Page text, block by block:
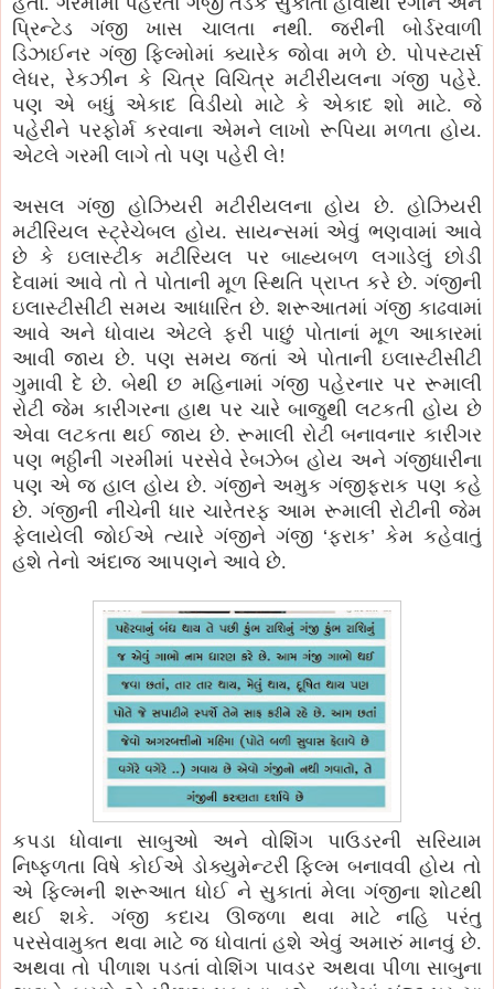
પ્રિન્ટેડ ગંજી ખાસ ચાલતા નથી. જરીની બોર્ડરવાળી
ડિઝાઈનર ગંજી ફિલ્મોમાં ક્યારેક જોવા મળે છે. પોપસ્ટાર્સ
લેધર, રેકઝીન કે ચિત્ર વિચિત્ર મટીરીયલના ગંજી પહેરે.
પણ એ બધું એકાદ વિડીયો માટે કે એકાદ શો માટે. જે
પહેરીને પરફોર્મ કરવાના એમને લાખો રૂપિયા મળતા હોય.
એટલે ગરમી લાગે તો પણ પહેરી લે!
અસલ ગંજી હોઝિયરી મટીરીયલના હોય છે. હોઝિયરી
મટીરિયલ સ્ટ્રેચેબલ હોય. સાયન્સમાં એવું ભણવામાં આવે
છે કે ઇલાસ્ટીક મટીરિયલ પર બાહ્યબળ લગાડેલું છોડી
દેવામાં આવે તો તે પોતાની મૂળ સ્થિતિ પ્રાપ્ત કરે છે. ગંજીની
ઇલાસ્ટીસીટી સમય આધારિત છે. શરૂઆતમાં ગંજી કાઢવામાં
આવે અને ધોવાય એટલે ફરી પાછું પોતાનાં મૂળ આકારમાં
આવી જાય છે. પણ સમય જતાં એ પોતાની ઇલાસ્ટીસીટી
ગુમાવી દે છે. બેથી છ મહિનામાં ગંજી પહેરનાર પર રૂમાલી
રોટી જેમ કારીગરના હાથ પર ચારે બાજુથી લટકતી હોય છે
એવા લટકતા થઈ જાય છે. રૂમાલી રોટી બનાવનાર કારીગર
પણ ભઠ્ઠીની ગરમીમાં પરસેવે રેબઝેબ હોય અને ગંજીધારીના
પણ એ જ હાલ હોય છે. ગંજીને અમુક ગંજીફરાક પણ કહે
છે. ગંજીની નીચેની ધાર ચારેતરફ આમ રૂમાલી રોટીની જેમ
ફેલાયેલી જોઈએ ત્યારે ગંજીને ગંજી ‘ફરાક’ કેમ કહેવાતું
હશે તેનો અંદાજ આપણને આવે છે.
કપડા ધોવાના સાબુઓ અને વોશિંગ પાઉડરની સરિયામ
નિષ્ફળતા વિષે કોઈએ ડોક્યુમેન્ટરી ફિલ્મ બનાવવી હોય તો
એ ફિલ્મની શરૂઆત ધોઈ ને સુકાતાં મેલા ગંજીના શોટથી
થઈ શકે. ગંજી કદાચ ઊજળા થવા માટે નહિ પરંતુ
પરસેવામુક્ત થવા માટે જ ધોવાતાં હશે એવું અમારું માનવું છે.
અથવા તો પીળાશ પડતાં વોશિંગ પાવડર અથવા પીળા સાબુના